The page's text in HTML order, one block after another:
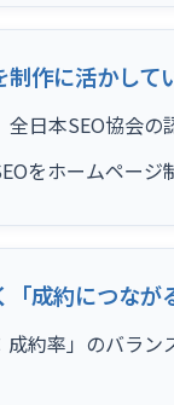
制作に活かして
日本SEO協会の
をホームページ
「成約につなが
成約率」のバラ